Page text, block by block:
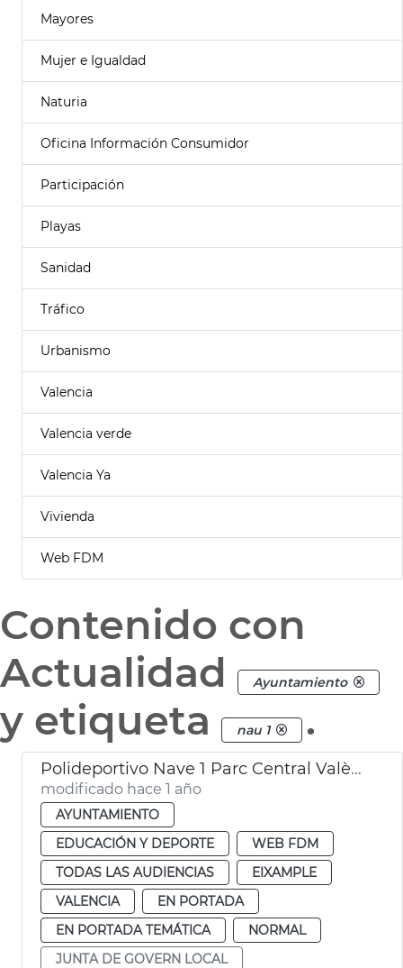
Mayores
Mujer e Igualdad
Naturia
Oficina Información Consumidor
Participación
Playas
Sanidad
Tráfico
Urbanismo
Valencia
Valencia verde
Valencia Ya
Vivienda
Web FDM
Contenido con
Actualidad
Ayuntamiento
y etiqueta nau 1 .
Polideportivo Nave 1 Parc Central València
modificado hace 1 año
AYUNTAMIENTO
EDUCACIÓN Y DEPORTE
WEB FDM
TODAS LAS AUDIENCIAS
EIXAMPLE
VALENCIA
EN PORTADA
EN PORTADA TEMÁTICA
NORMAL
JUNTA DE GOVERN LOCAL